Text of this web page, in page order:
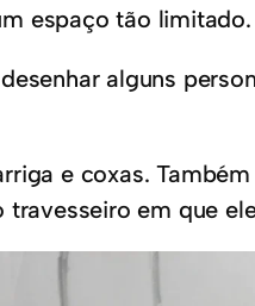
espaço tão limitado.
alguns
e coxas.
em que